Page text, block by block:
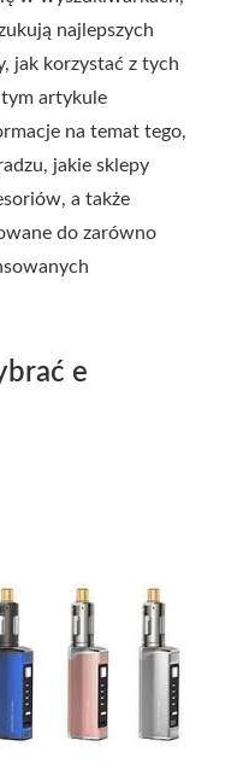
najlepszych
jak korzystać z tych
artykule
na temat tego,
jakie sklepy
a także
do zarówno
e